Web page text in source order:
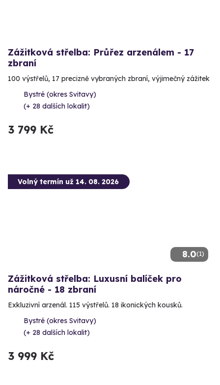
Zážitková střelba: Průřez arzenálem - 17
zbraní
100 výstřelů, 17 precizně vybraných zbraní, výjimečný zážitek
Bystré (okres Svitavy)
(+ 28 dalších lokalit)
3 799 Kč
8.0(1)
Volný termín už 14. 08. 2026
Zážitková střelba: Luxusní balíček pro
náročné - 18 zbraní
Exkluzivní arzenál. 115 výstřelů. 18 ikonických kousků.
Bystré (okres Svitavy)
(+ 28 dalších lokalit)
3 999 Kč